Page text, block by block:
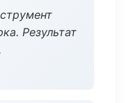
Результат